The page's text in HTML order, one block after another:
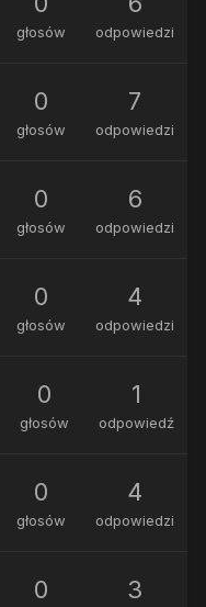
głosów odpowiedzi
0
głosów
7
odpowiedzi
0
głosów
6
odpowiedzi
0
głosów
4
odpowiedzi
0
głosów
1
odpowiedź
0
głosów
4
odpowiedzi
0 3